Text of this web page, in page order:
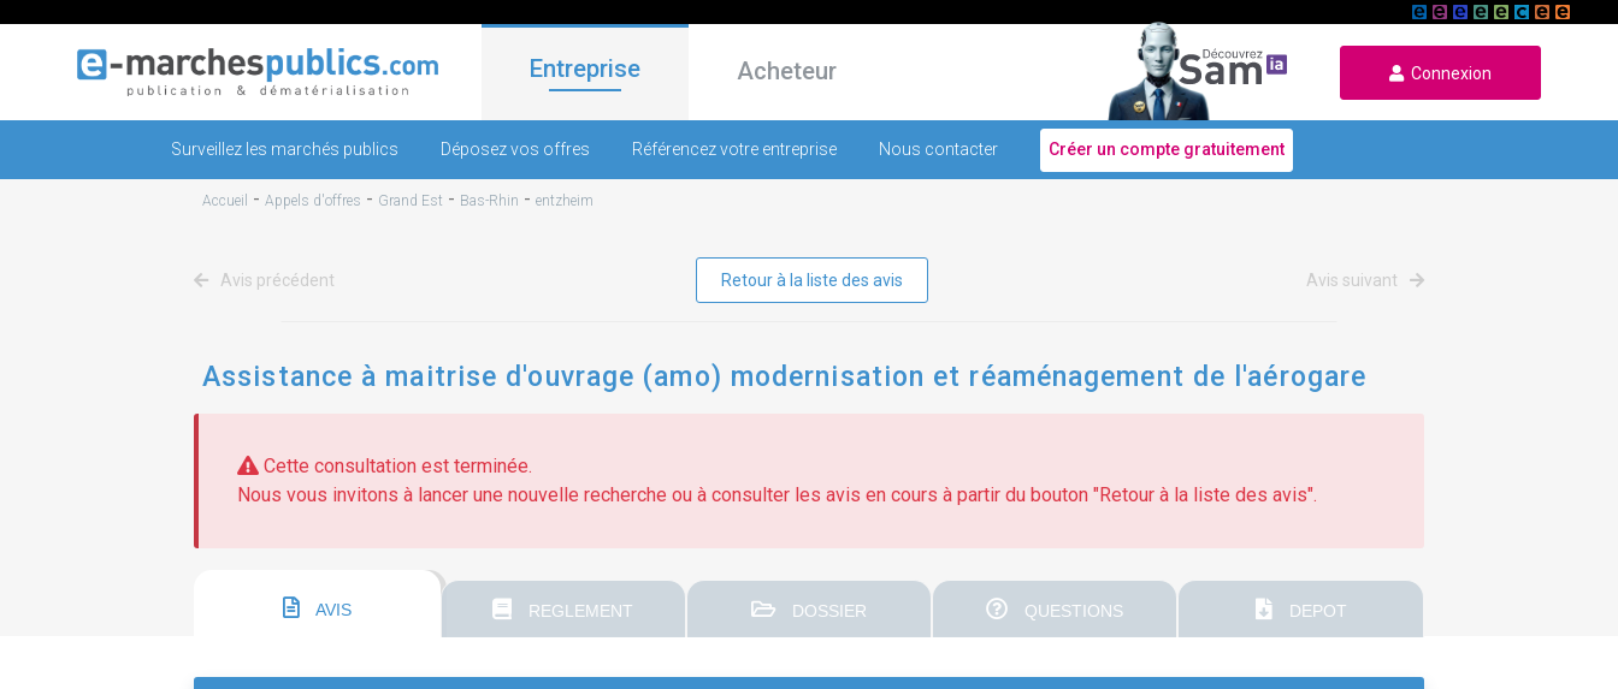
Entreprise Acheteur Connexion
Surveillez les marchés publics Déposez vos offres Référencez votre entreprise Nous contacter Créer un compte gratuitement
Accueil - Appels d'offres - Grand Est - Bas-Rhin - entzheim
Avis précédent Retour à la liste des avis Avis suivant
Assistance à maitrise d'ouvrage (amo) modernisation et réaménagement de l'aérogare
Cette consultation est terminée.
Nous vous invitons à lancer une nouvelle recherche ou à consulter les avis en cours à partir du bouton "Retour à la liste des avis".
AVIS REGLEMENT DOSSIER QUESTIONS DEPOT